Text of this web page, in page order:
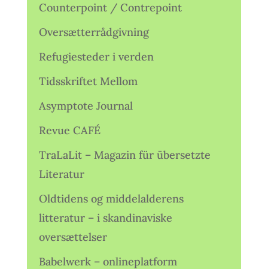
Counterpoint / Contrepoint
Oversætterrådgivning
Refugiesteder i verden
Tidsskriftet Mellom
Asymptote Journal
Revue CAFÉ
TraLaLit – Magazin für übersetzte
Literatur
Oldtidens og middelalderens
litteratur – i skandinaviske
oversættelser
Babelwerk – onlineplatform